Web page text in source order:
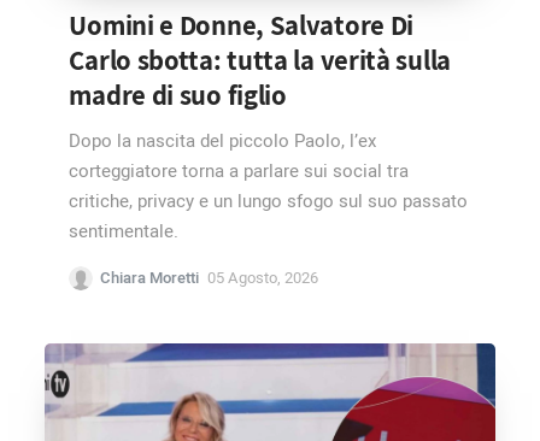
Uomini e Donne, Salvatore Di
Carlo sbotta: tutta la verità sulla
madre di suo figlio
Dopo la nascita del piccolo Paolo, l’ex
corteggiatore torna a parlare sui social tra
critiche, privacy e un lungo sfogo sul suo passato
sentimentale.
Chiara Moretti 05 Agosto, 2026